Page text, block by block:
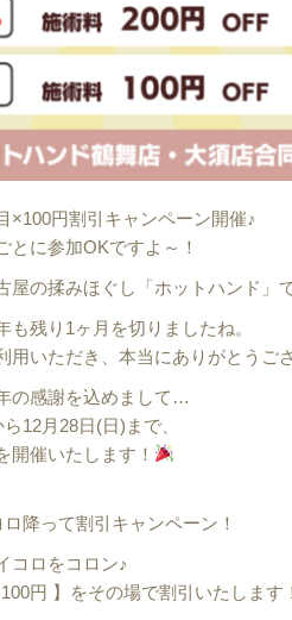
×100円割引キャンペーン開催♪
とに参加OKですよ～！
屋の揉みほぐし「ホットハンド」
も残り1ヶ月を切りましたね。
用いただき、本当にありがとうご
の感謝を込めまして…
12月28日(日)まで、
開催いたします！
降って割引キャンペーン！
コロをコロン♪
円 】をその場で割引いたします